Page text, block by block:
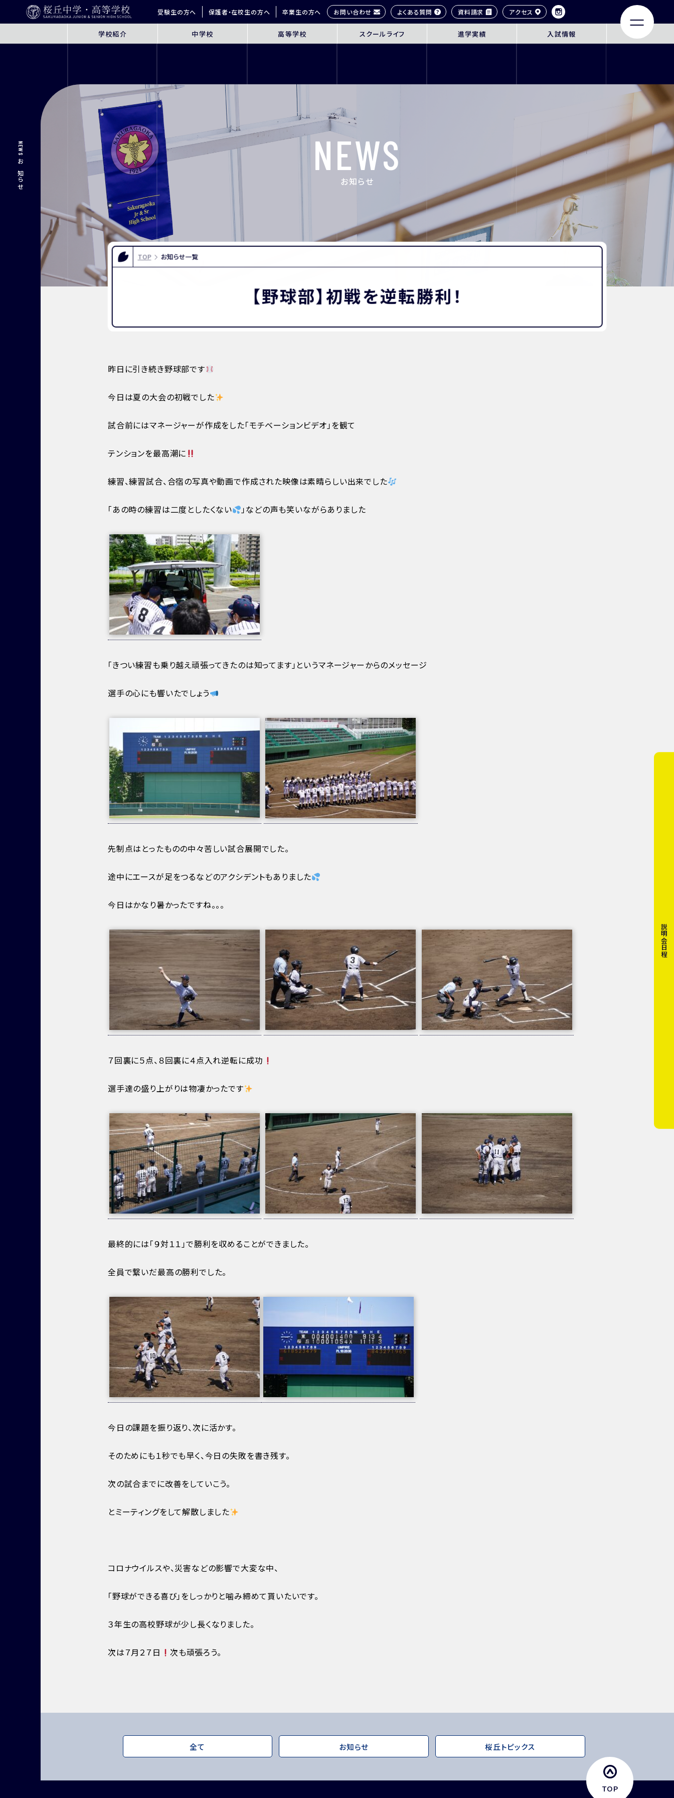
受験生の方へ 保護者・在校生の方へ 卒業生の方へ お問い合わせ よくある質問 資料請求 アクセス
学校紹介 中学校 高等学校 スクールライフ 進学実績 入試情報
桜丘とは
指導方針
6年間の学びの概要
探究学習
英語教育
ICT教育
進学サポート
3年間の学びの概要
コース紹介
探究学習
英語教育
ICT教育
桜丘生の1日
ムービーチャンネル
大学合格実績
FOR EXAMINEES
よくある質問
INFORMATION
お問い合わせ
資料請求
卒業生の方へ
保護者・在校生の方へ
“好き”から始まる未来への学び
探究Report.
説明会日程
NEWS
お知らせ
NEWS
お知らせ
TOP お知らせ一覧
【野球部】初戦を逆転勝利！
昨日に引き続き野球部です
今日は夏の大会の初戦でした
試合前にはマネージャーが作成をした「モチベーションビデオ」を観て
テンションを最高潮に
練習、練習試合、合宿の写真や動画で作成された映像は素晴らしい出来でした
「あの時の練習は二度としたくない 」などの声も笑いながらありました
「きつい練習も乗り越え頑張ってきたのは知ってます」というマネージャーからのメッセージ
選手の心にも響いたでしょう
先制点はとったものの中々苦しい試合展開でした。
途中にエースが足をつるなどのアクシデントもありました
今日はかなり暑かったですね。。。
７回裏に５点、８回裏に４点入れ逆転に成功
選手達の盛り上がりは物凄かったです
最終的には「９対１１」で勝利を収めることができました。
全員で繋いだ最高の勝利でした。
今日の課題を振り返り、次に活かす。
そのためにも１秒でも早く、今日の失敗を書き残す。
次の試合までに改善をしていこう。
とミーティングをして解散しました
コロナウイルスや、災害などの影響で大変な中、
「野球ができる喜び」をしっかりと噛み締めて貰いたいです。
３年生の高校野球が少し長くなりました。
次は７月２７日 次も頑張ろう。
全て お知らせ 桜丘トピックス
TOP